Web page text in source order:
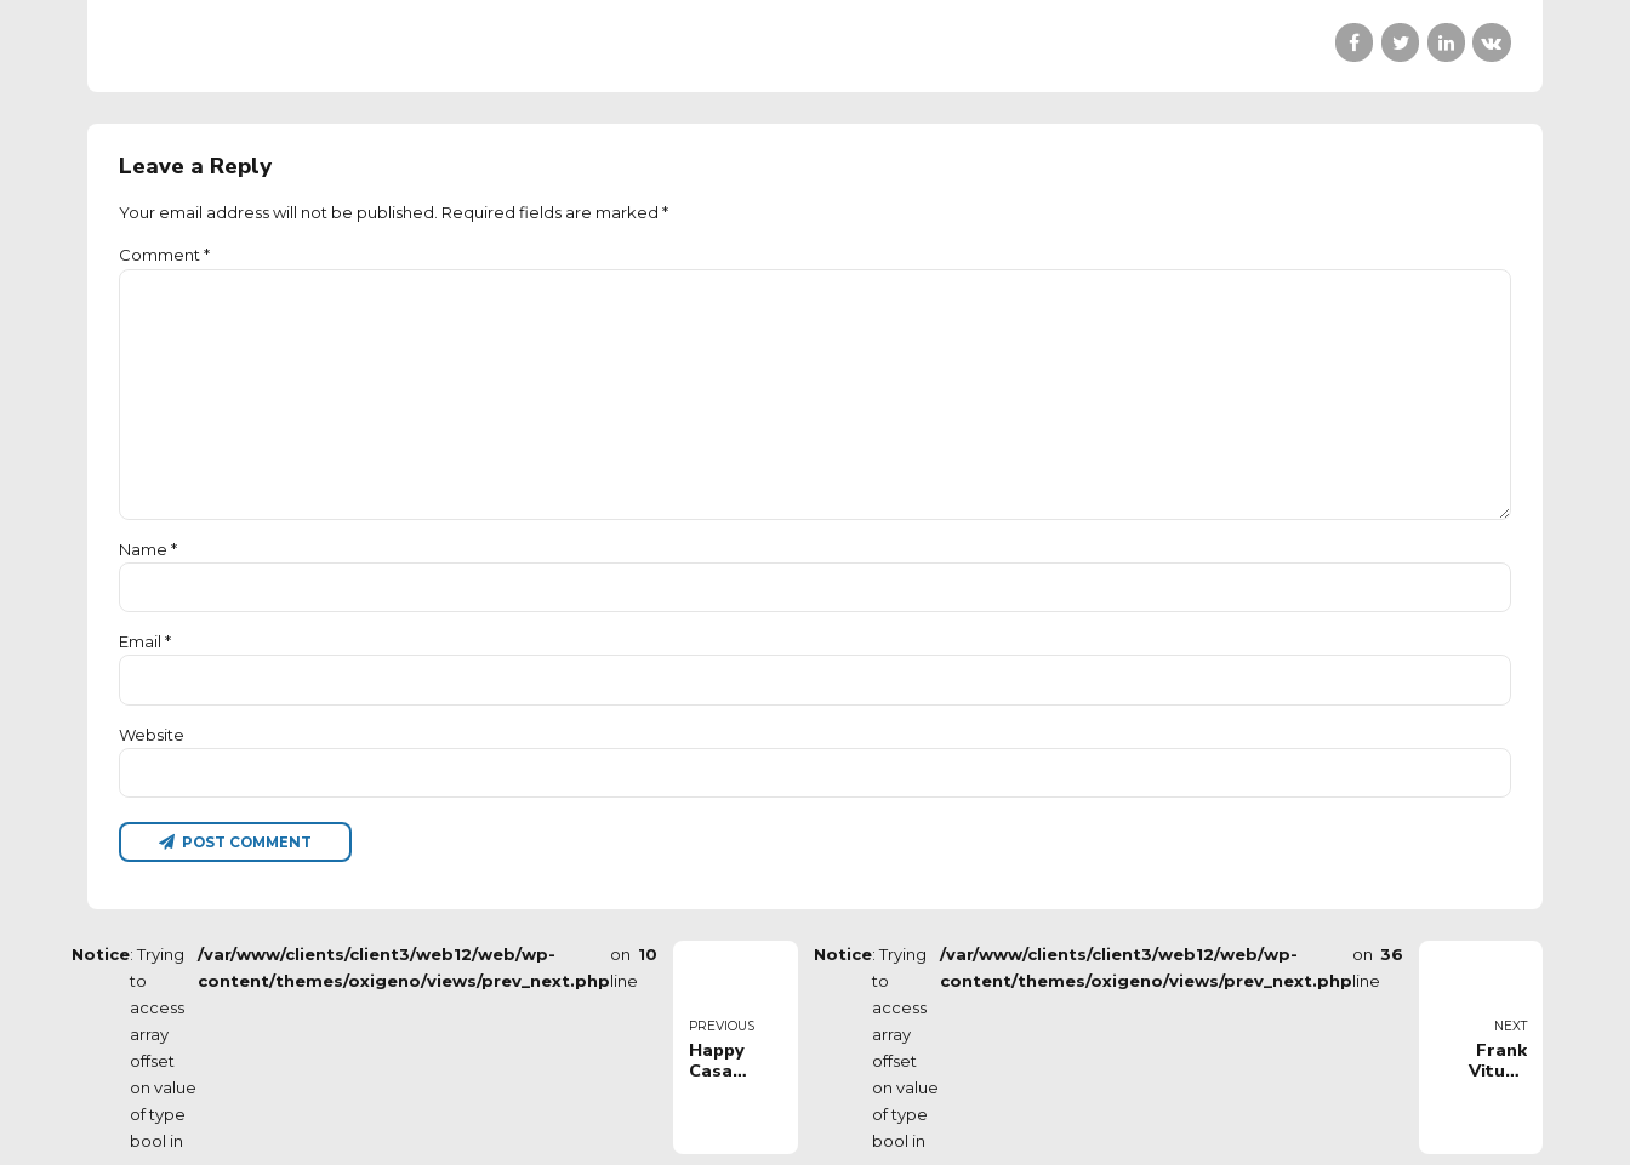
Leave a Reply
Your email address will not be published. Required fields are marked *
Comment *
Name *
Email *
Website
POST COMMENT
Notice: Trying
to
access
array
offset
on value
of type
bool in
/var/www/clients/client3/web12/web/wp-
content/themes/oxigeno/views/prev_next.php
on
line
10
PREVIOUS
Happy
Casa
Notice: Trying
to
access
array
offset
on value
of type
bool in
/var/www/clients/client3/web12/web/wp-
content/themes/oxigeno/views/prev_next.php
on
line
36
NEXT
Frank
Vitucci